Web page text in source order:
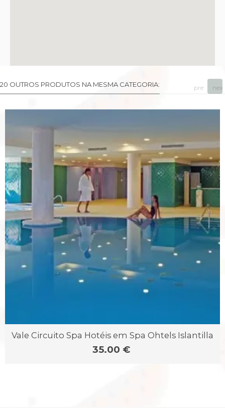
20 OUTROS PRODUTOS NA MESMA CATEGORIA:
Vale Circuito Spa Hotéis em Spa Ohtels Islantilla
35.00 €
prev next